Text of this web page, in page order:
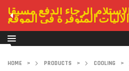
الرجاء الدفع مسبقا
المتوفرة في الموقع
HOME > PRODUCTS > COOLING >